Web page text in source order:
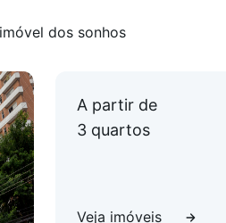
dos sonhos
A partir de
3 quartos
Veja imóveis